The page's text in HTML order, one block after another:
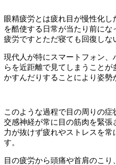
眼精疲労とは疲れ目が慢性化し
を酷使する日常が当たり前に
疲労ですとただ寝ても回復しな
現代人が特にスマートフォン
らを近距離で見てしまうこと
かすんだりすることにより姿勢
このような過程で目の周りの
交感神経が常に目の筋肉を緊
力が抜けず疲れやストレスを常
す。
目の疲労から頭痛や首肩のこ